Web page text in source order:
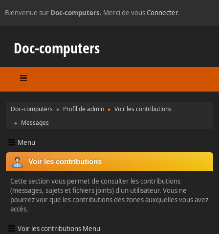
Bienvenue sur Doc-computers. Merci de vousConnecter.
Doc-computers
Doc-computers ► Profil de admin ► Voir les contributions
► Messages
Menu
Voir les contributions
Cette section vous permet de consulter les contributions
(messages, sujets et fichiers joints) d'un utilisateur. Vous ne
pourrez voir que les contributions des zones auxquelles vous avez
accès.
Voir les contributions Menu